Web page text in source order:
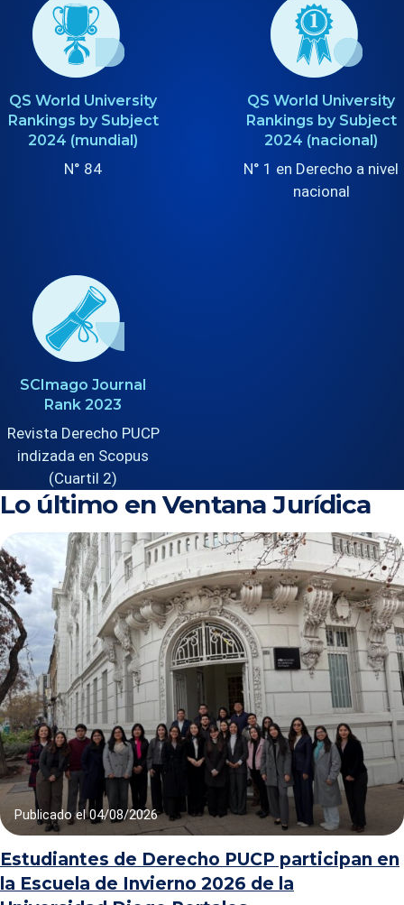
QS World University
Rankings by Subject
2024 (mundial)
N° 84
QS World University
Rankings by Subject
2024 (nacional)
N° 1 en Derecho a nivel
nacional
SCImago Journal
Rank 2023
Revista Derecho PUCP
indizada en Scopus
(Cuartil 2)
Lo último en Ventana Jurídica
Publicado el04/08/2026
Estudiantes de Derecho PUCP participan en
la Escuela de Invierno 2026 de la